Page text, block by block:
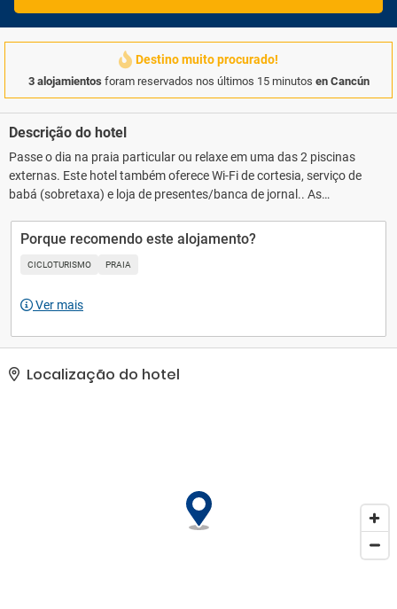
Destino muito procurado!
3 alojamientos foram reservados nos últimos 15 minutos en Cancún
Descrição do hotel
Passe o dia na praia particular ou relaxe em uma das 2 piscinas
externas. Este hotel também oferece Wi-Fi de cortesia, serviço de
babá (sobretaxa) e loja de presentes/banca de jornal.. As
lavanderia e lavagem a seco e balcão de recepção 24 horas.
Estacionamento grátis sem manobrista está disponível no local..
Porque recomendo este alojamento?
CICLOTURISMO PRAIA
Ver mais
Localização do hotel